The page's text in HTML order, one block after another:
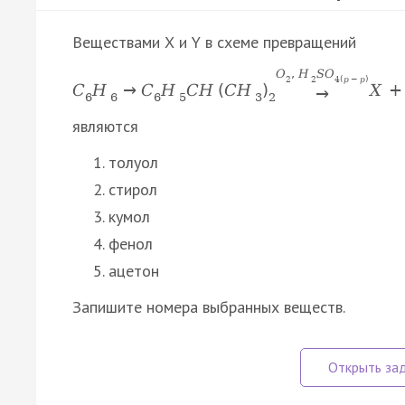
Веществами Х и Y в схеме превращений
C6H 6 → C6H 5CH (CH 3)2
O2 , H 2SO4( p − p)
→ X +
являются
толуол
стирол
кумол
фенол
ацетон
Запишите номера выбранных веществ.